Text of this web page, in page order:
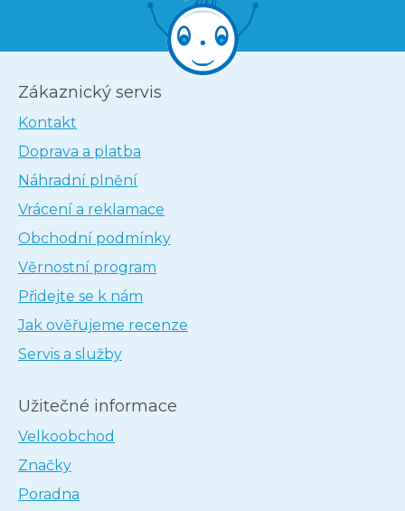
Zákaznický servis
Kontakt
Doprava a platba
Náhradní plnění
Vrácení a reklamace
Obchodní podmínky
Věrnostní program
Přidejte se k nám
Jak ověřujeme recenze
Servis a služby
Užitečné informace
Velkoobchod
Značky
Poradna